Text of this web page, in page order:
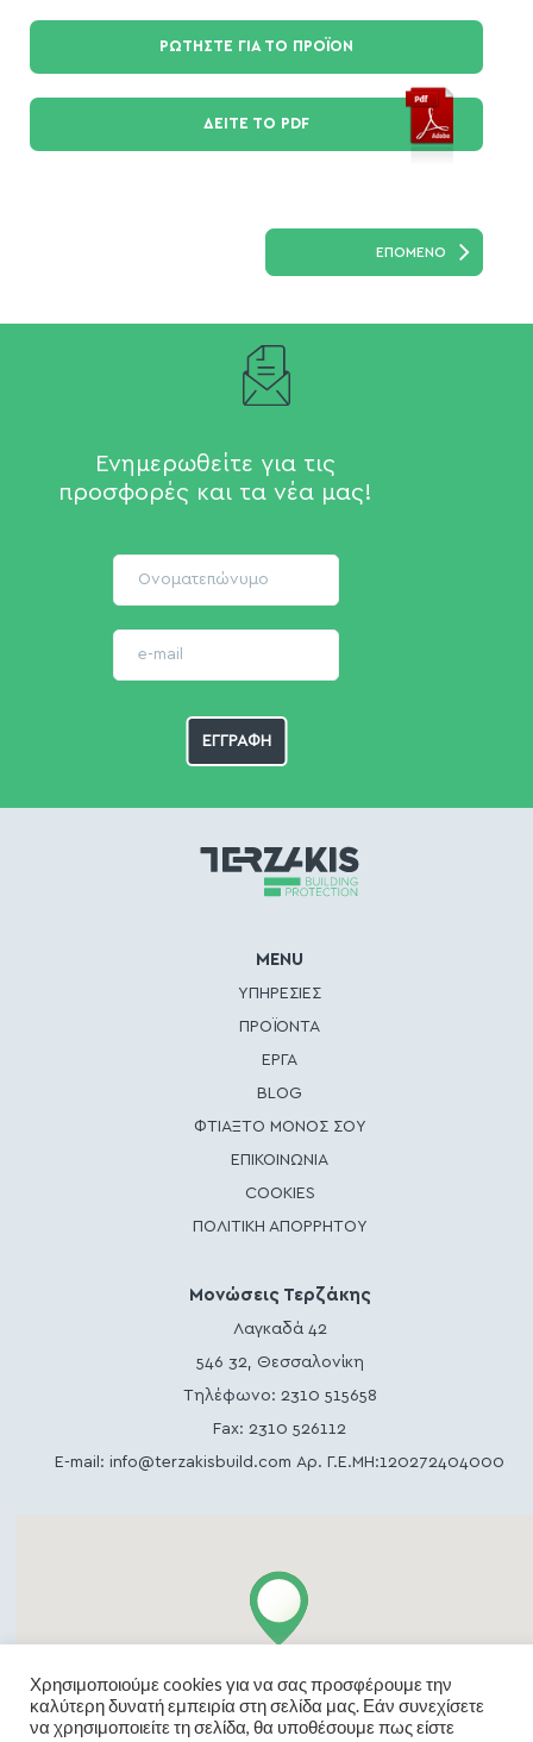
ΡΩΤΗΣΤΕ ΓΙΑ ΤΟ ΠΡΟΪΟΝ
ΔΕΙΤΕ ΤΟ PDF
ΕΠΟΜΕΝΟ
Ενημερωθείτε για τις
προσφορές και τα νέα μας!
MENU
ΥΠΗΡΕΣΙΕΣ
ΠΡΟΪΟΝΤΑ
ΕΡΓΑ
BLOG
ΦΤΙΑΞΤΟ ΜΟΝΟΣ ΣΟΥ
ΕΠΙΚΟΙΝΩΝΙΑ
COOKIES
ΠΟΛΙΤΙΚΗ ΑΠΟΡΡΗΤΟΥ
Μονώσεις Τερζάκης
Λαγκαδά 42
546 32, Θεσσαλονίκη
Τηλέφωνο: 2310 515658
Fax: 2310 526112
E-mail:info@terzakisbuild.com Αρ. Γ.Ε.ΜΗ:120272404000
Χρησιμοποιούμε cookies για να σας προσφέρουμε την
καλύτερη δυνατή εμπειρία στη σελίδα μας. Εάν συνεχίσετε
να χρησιμοποιείτε τη σελίδα, θα υποθέσουμε πως είστε